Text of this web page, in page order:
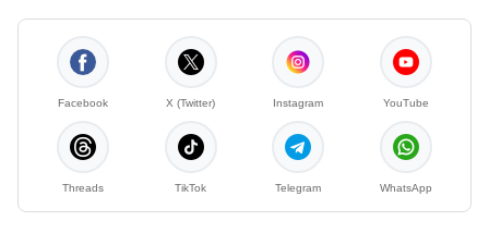
Facebook X (Twitter) Instagram YouTube
Threads TikTok Telegram WhatsApp